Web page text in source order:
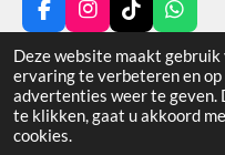
Deze website maakt gebruik
ervaring te verbeteren en
advertenties weer te geven.
te klikken, gaat u akkoord
cookies.
F
a
c
e
b
o
o
I
n
s
t
a
g
T
i
k
T
o
k
W
h
a
t
s
A
© 2025 - 2026 VAN DE POL
Powered byJouwWeb